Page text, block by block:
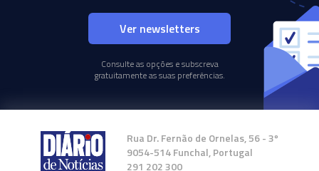
Ver newsletters
Consulte as opções e subscreva
gratuitamente as suas preferências.
Rua Dr. Fernão de Ornelas, 56 - 3º
9054-514 Funchal, Portugal
291 202 300